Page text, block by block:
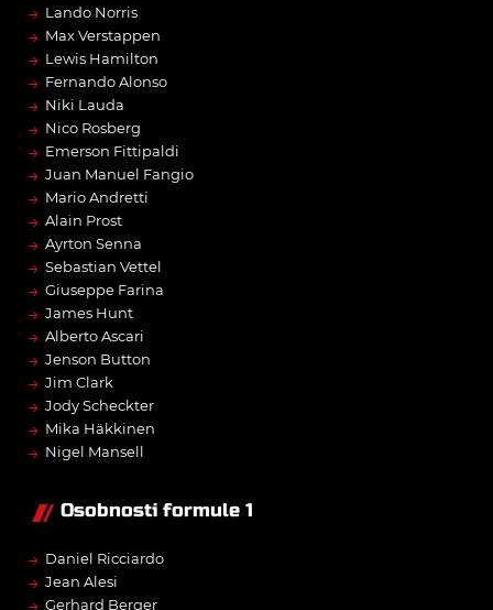
→ Lando Norris
→ Max Verstappen
→ Lewis Hamilton
→ Fernando Alonso
→ Niki Lauda
→ Nico Rosberg
→ Emerson Fittipaldi
→ Juan Manuel Fangio
→ Mario Andretti
→ Alain Prost
→ Ayrton Senna
→ Sebastian Vettel
→ Giuseppe Farina
→ James Hunt
→ Alberto Ascari
→ Jenson Button
→ Jim Clark
→ Jody Scheckter
→ Mika Häkkinen
→ Nigel Mansell
Osobnosti formule 1
→ Daniel Ricciardo
→ Jean Alesi
Gerhard Berger